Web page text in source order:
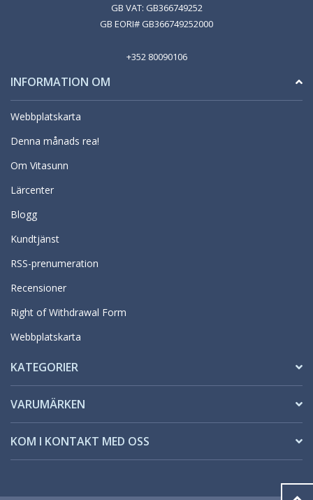
GB VAT: GB366749252
GB EORI# GB366749252000
+352 80090106
INFORMATION OM
Webbplatskarta
Denna månads rea!
Om Vitasunn
Lärcenter
Blogg
Kundtjänst
RSS-prenumeration
Recensioner
Right of Withdrawal Form
Webbplatskarta
KATEGORIER
VARUMÄRKEN
KOM I KONTAKT MED OSS